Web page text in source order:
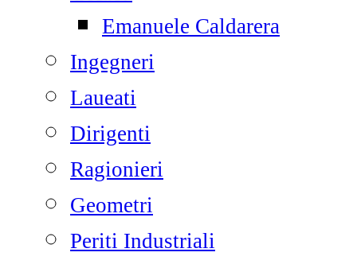
Emanuele Caldarera
Ingegneri
Laueati
Dirigenti
Ragionieri
Geometri
Periti Industriali